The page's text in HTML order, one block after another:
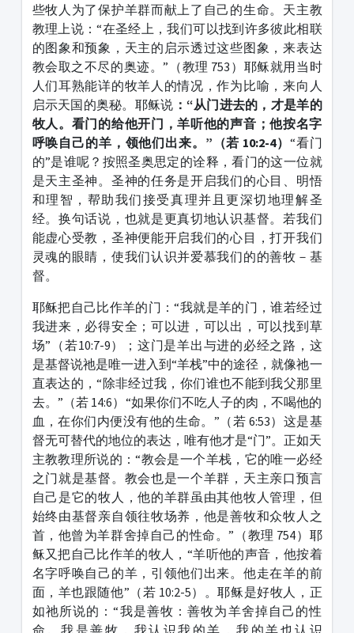
些牧人为了保护羊群而献上了自己的生命。天主教
教理上说：“在圣经上，我们可以找到许多彼此相联
的图象和预象，天主的启示透过这些图象，来表达
教会取之不尽的奥迹。”（教理 753）耶稣就用当时
人们耳熟能详的牧羊人的情况，作为比喻，来向人
启示天国的奥秘。耶稣说 ：“从门进去的，才是羊的
牧人。看门的给他开门，羊听他的声音；他按名字
呼唤自己的羊，领他们出来。 ” （若 10:2-4） “看门
的”是谁呢？按照圣奥思定的诠释，看门的这一位就
是天主圣神。圣神的任务是开启我们的心目、明悟
和理智，帮助我们接受真理并且更深切地理解圣
经。换句话说，也就是更真切地认识基督。若我们
能虚心受教，圣神便能开启我们的心目，打开我们
灵魂的眼睛，使我们认识并爱慕我们的的善牧－基
督。
耶稣把自己比作羊的门：“我就是羊的门，谁若经过
我进来，必得安全；可以进，可以出，可以找到草
场”（若10:7-9）；这门是羊出与进的必经之路，这
是基督说祂是唯一进入到“羊栈”中的途径，就像祂一
直表达的，“除非经过我，你们谁也不能到我父那里
去。”（若 14:6）“如果你们不吃人子的肉，不喝他的
血，在你们内便没有他的生命。”（若 6:53）这是基
督无可替代的地位的表达，唯有他才是“门”。正如天
主教教理所说的：“教会是一个羊栈，它的唯一必经
之门就是基督。教会也是一个羊群，天主亲口预言
自己是它的牧人，他的羊群虽由其他牧人管理，但
始终由基督亲自领往牧场养，他是善牧和众牧人之
首，他曾为羊群舍掉自己的性命。”（教理 754）耶
稣又把自己比作羊的牧人，“羊听他的声音，他按着
名字呼唤自己的羊，引领他们出来。他走在羊的前
面，羊也跟随他”（若 10:2-5）。耶稣是好牧人，正
如祂所说的：“我是善牧：善牧为羊舍掉自己的性